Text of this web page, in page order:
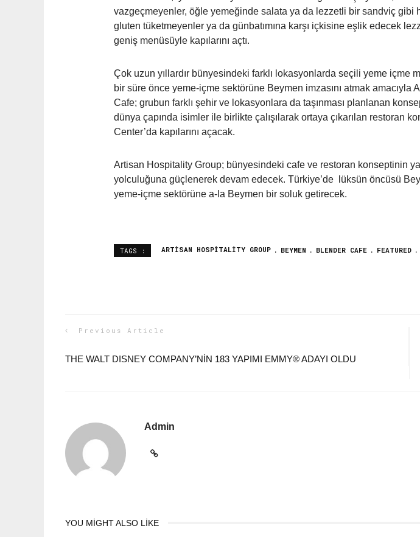
vazgeçmeyenler, öğle yemeğinde salata ya da lezzetli bir sandviç gibi
gluten tüketmeyenler ya da günbatımına karşı içkisine eşlik edecek
geniş menüsüyle kapılarını açtı.
Çok uzun yıllardır bünyesindeki farklı lokasyonlarda seçili yeme içme
bir süre önce yeme-içme sektörüne Beymen imzasını atmak amacıyla
Cafe; grubun farklı şehir ve lokasyonlara da taşınması planlanan
dünya çapında isimler ile birlikte çalışılarak ortaya çıkarılan restoran
Center’da kapılarını açacak.
Artisan Hospitality Group; bünyesindeki cafe ve restoran konseptinin
yolculuğuna güçlenerek devam edecek. Türkiye’de lüksün öncüsü
yeme-içme sektörüne a-la Beymen bir soluk getirecek.
TAGS : ARTISAN HOSPITALITY GROUP BEYMEN BLENDER CAFE FEATURED
Previous Article
THE WALT DISNEY COMPANY’NİN 183 YAPIMI EMMY® ADAYI OLDU
Admin
YOU MIGHT ALSO LIKE